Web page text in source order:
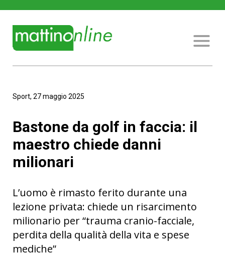
Sport, 27 maggio 2025
Bastone da golf in faccia: il
maestro chiede danni
milionari
L’uomo è rimasto ferito durante una
lezione privata: chiede un risarcimento
milionario per “trauma cranio-facciale,
perdita della qualità della vita e spese
mediche”